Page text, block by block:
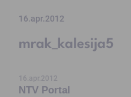
16.apr.2012
mrak_kalesija5
16.apr.2012
NTV Portal